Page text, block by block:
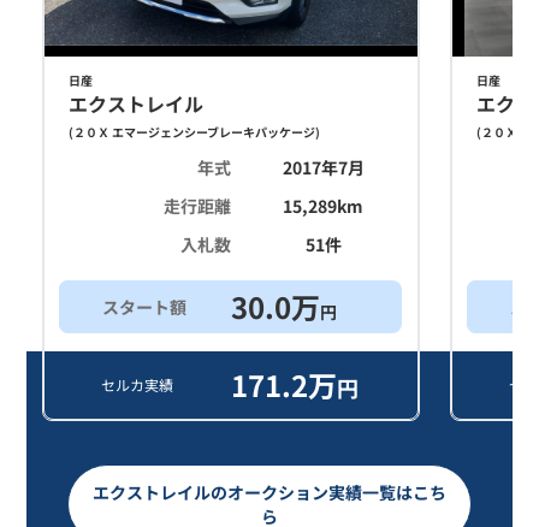
日産
エクストレイル
( ２０Ｘ エマージェンシーブレーキパッケージ)
年式
2017年7月
走行距離
15,289km
入札数
51件
スタート額 30.0万円
セルカ実績 171.2万円
日産
エク
( ２０Ｘ エ
ス
セ
エクストレイルのオークション実績一覧はこち
ら